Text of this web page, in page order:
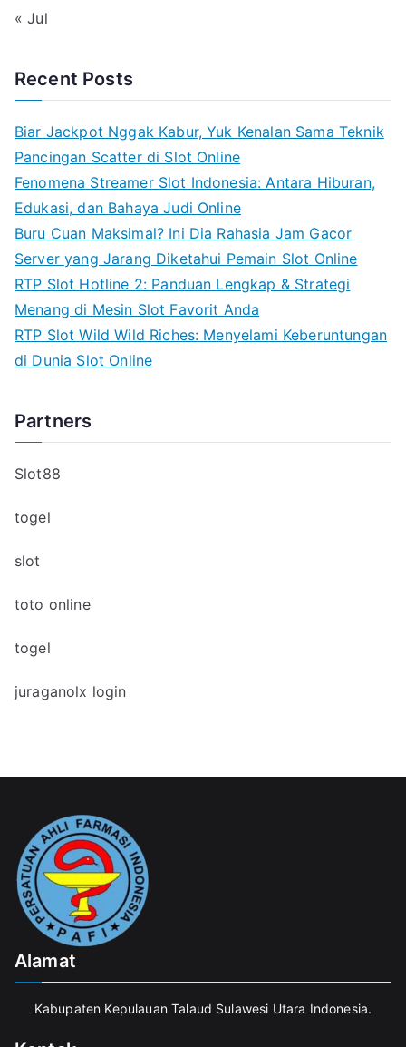
« Jul
Recent Posts
Biar Jackpot Nggak Kabur, Yuk Kenalan Sama Teknik
Pancingan Scatter di Slot Online
Fenomena Streamer Slot Indonesia: Antara Hiburan,
Edukasi, dan Bahaya Judi Online
Buru Cuan Maksimal? Ini Dia Rahasia Jam Gacor
Server yang Jarang Diketahui Pemain Slot Online
RTP Slot Hotline 2: Panduan Lengkap & Strategi
Menang di Mesin Slot Favorit Anda
RTP Slot Wild Wild Riches: Menyelami Keberuntungan
di Dunia Slot Online
Partners
Slot88
togel
slot
toto online
togel
juraganolx login
Alamat
Kabupaten Kepulauan Talaud Sulawesi Utara Indonesia.